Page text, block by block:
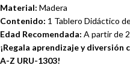
Material: Madera
Contenido: 1 Tablero Didáctico
Edad Recomendada: A partir de
¡Regala aprendizaje y
A-Z URU-1303!